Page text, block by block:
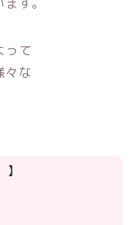
って
々な